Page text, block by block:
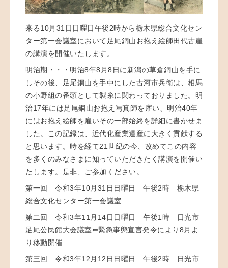
来る10月31日日曜日午後2時から栃木県総合文化セン
ター第一会議室において足尾銅山お抱え絵師田代古崖
の講演を開催いたします。
明治期・・・明治8年8月8日に新潟の草倉銅山を手に
しその後、足尾銅山を手中にした古河市兵衛は、相馬
の小野組の番頭として製糸に関わっておりました。明
治17年には足尾銅山お抱え写真師を雇い、明治40年
にはお抱え絵師を雇いその一部始終を詳細に書かせま
した。この記録は、近代化産業遺産に大きく貢献する
と思います。時を経て21世紀の今、改めてこの内容
を多くのみなさまに知っていただきたく講演を開催い
たします。是非、ご参加ください。
第一回 令和3年10月31日日曜日 午後2時 栃木県
総合文化センター第一会議室
第二回 令和3年11月14日日曜日 午後1時 日光市
足尾公民館大会議室⇐緊急事態宣言発令により8月よ
り移動開催
第三回 令和3年12月12日日曜日 午後2時 日光市